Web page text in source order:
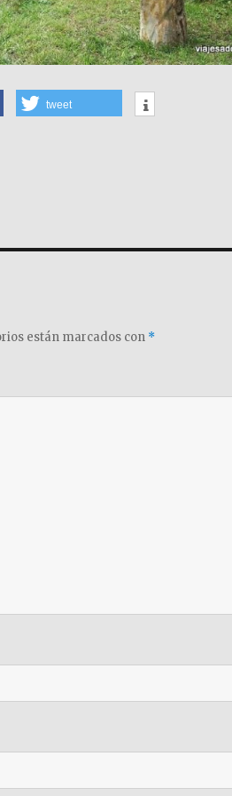
tweet
están marcados con *